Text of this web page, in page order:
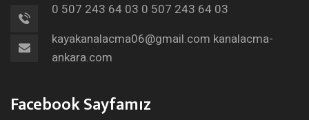
0 507 243 64 03 0 507 243 64 03
kayakanalacma06@gmail.com kanalacma-
ankara.com
Facebook Sayfamız